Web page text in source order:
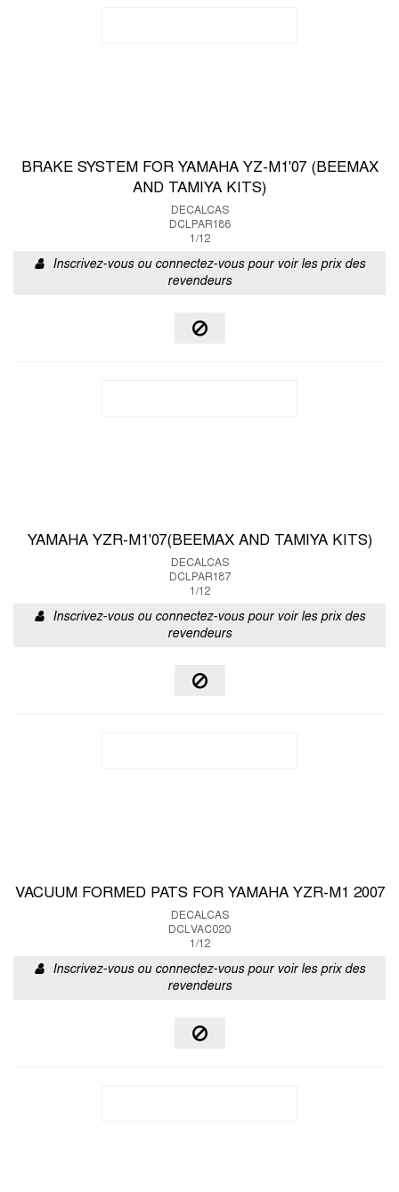
BRAKE SYSTEM FOR YAMAHA YZ-M1'07 (BEEMAX
AND TAMIYA KITS)
DECALCAS
DCLPAR186
1/12
Inscrivez-vous ou connectez-vous pour voir les prix des
revendeurs
YAMAHA YZR-M1'07(BEEMAX AND TAMIYA KITS)
DECALCAS
DCLPAR187
1/12
Inscrivez-vous ou connectez-vous pour voir les prix des
revendeurs
VACUUM FORMED PATS FOR YAMAHA YZR-M1 2007
DECALCAS
DCLVAC020
1/12
Inscrivez-vous ou connectez-vous pour voir les prix des
revendeurs